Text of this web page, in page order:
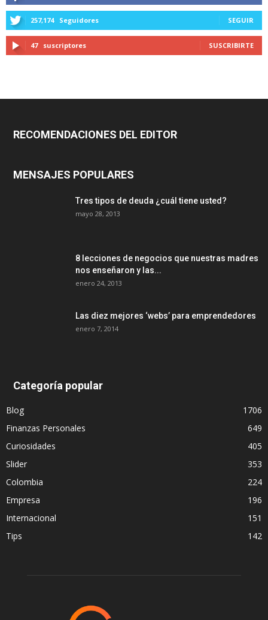
257,174 Seguidores SEGUIR
47 suscriptores SUSCRIBIRTE
RECOMENDACIONES DEL EDITOR
MENSAJES POPULARES
Tres tipos de deuda ¿cuál tiene usted?
mayo 28, 2013
8 lecciones de negocios que nuestras madres
nos enseñaron y las...
enero 24, 2013
Las diez mejores ‘webs’ para emprendedores
enero 7, 2014
Categoría popular
Blog
1706
Finanzas Personales
649
Curiosidades
405
Slider
353
Colombia
224
Empresa
196
Internacional
151
Tips
142